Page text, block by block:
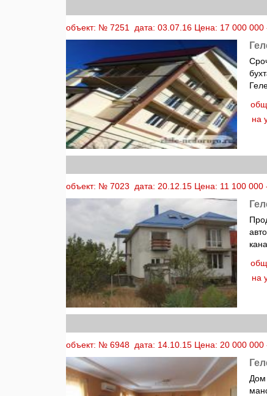
объект: № 7251 дата: 03.07.16 Цена: 17 000 000
на
объект: № 7023 дата: 20.12.15 Цена: 11 100 000
на
объект: № 6948 дата: 14.10.15 Цена: 20 000
Дом